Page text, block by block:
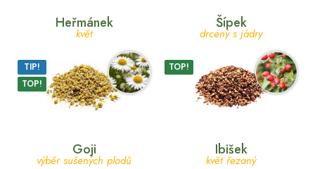
Heřmánek
květ
TIP!
TOP!
Šípek
drcený s jádry
TOP!
Goji
výběr sušených plodů
Ibišek
květ řezaný